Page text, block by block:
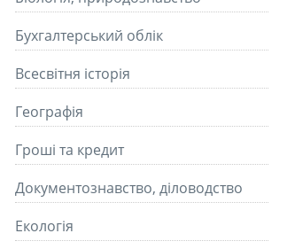
Бухгалтерський облік
Всесвітня історія
Географія
Гроші та кредит
Документознавство, діловодство
Екологія